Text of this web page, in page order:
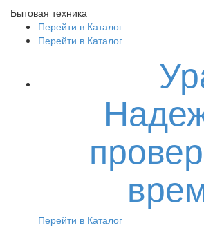
Бытовая техника
Перейти в Каталог
Перейти в Каталог
Перейти в Каталог